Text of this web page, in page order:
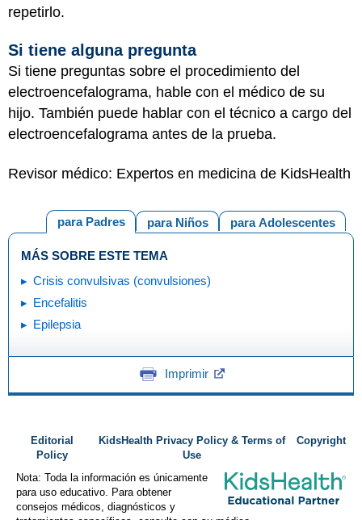
repetirlo.
Si tiene alguna pregunta
Si tiene preguntas sobre el procedimiento del
electroencefalograma, hable con el médico de su
hijo. También puede hablar con el técnico a cargo del
electroencefalograma antes de la prueba.
Revisor médico: Expertos en medicina de KidsHealth
para Adolescentes
para Niños
para Padres
MÁS SOBRE ESTE TEMA
Crisis convulsivas (convulsiones)
Encefalitis
Epilepsia
Imprimir
Editorial
Policy
KidsHealth Privacy Policy & Terms of
Use
Copyright
Nota: Toda la información es únicamente
para uso educativo. Para obtener
consejos médicos, diagnósticos y